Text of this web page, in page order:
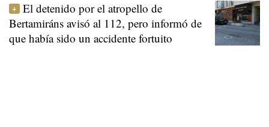
El detenido por el atropello de
Bertamiráns avisó al 112, pero informó de
que había sido un accidente fortuito